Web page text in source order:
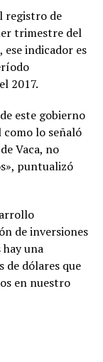
registro de
trimestre del
ese indicador es
2017.
este gobierno
lo señaló
Vaca, no
puntualizó
de inversiones
una
de dólares que
en nuestro